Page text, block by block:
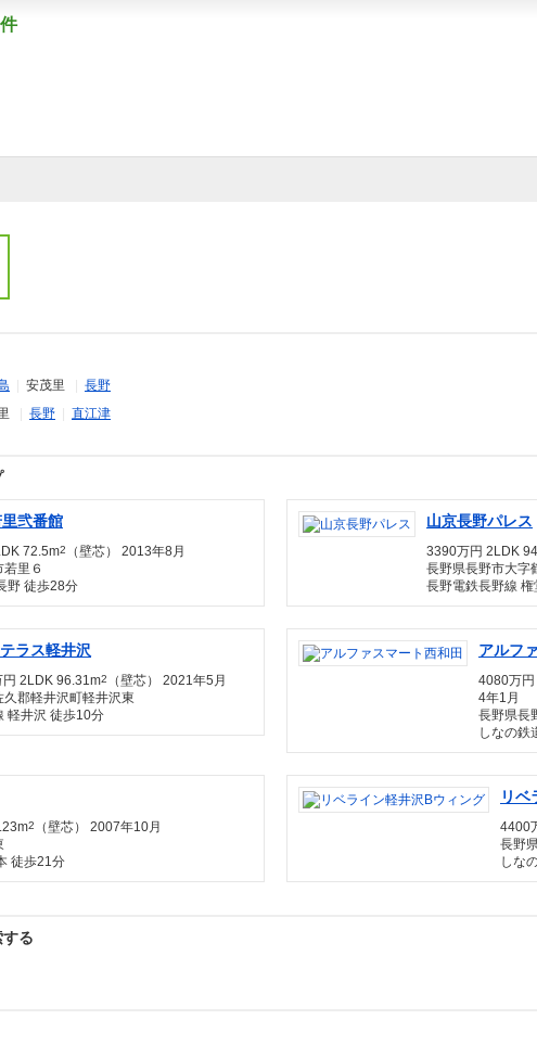
安茂里
長野
長野 直江津
弐番館
72.5m2
（壁芯） 2013年8月
里６
野 徒歩28分
山京長野パレス
3390万円 2LDK
長野県長野市大字
長野電鉄長野線
ラス軽井沢
2LDK 96.31m2
（壁芯） 2021年5月
久郡軽井沢町軽井沢東
軽井沢 徒歩10分
アルフ
4080万
4年1月
長野県長
しなの鉄
2
（壁芯） 2007年10月
徒歩21分
リベ
4400
長野
しな
る